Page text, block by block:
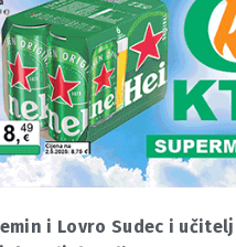
i Lovro Sudec i